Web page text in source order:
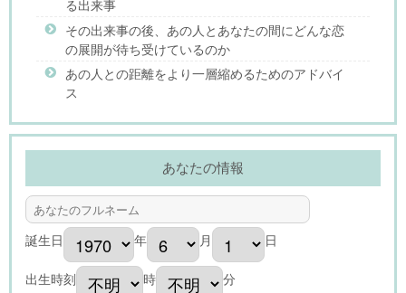
る出来事
その出来事の後、あの人とあなたの間にどんな恋
の展開が待ち受けているのか
あの人との距離をより一層縮めるためのアドバイ
ス
あなたの情報
誕生日 年 月 日
出生時刻 時 分